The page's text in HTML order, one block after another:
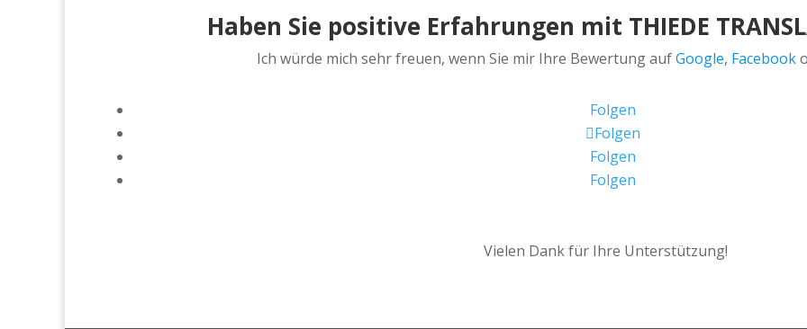
Haben Sie positive Erfahrungen mit THIEDE
Ich würde mich sehr freuen, wenn Sie mir Ihre Bewertung aufGoogle, Facebook
Folgen
Folgen
Folgen
Folgen
Vielen Dank für Ihre Unterstützung!